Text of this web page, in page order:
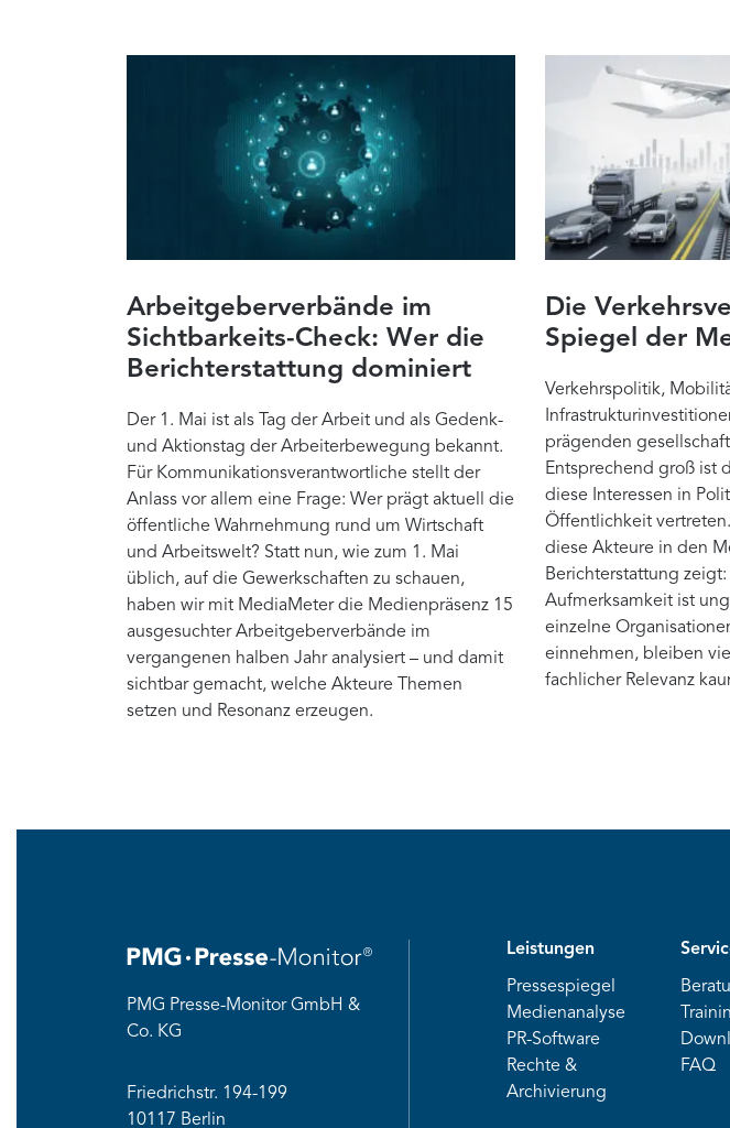
Arbeitgeberverbände im
Sichtbarkeits-Check: Wer die
Berichterstattung dominiert
Der 1. Mai ist als Tag der Arbeit und als Gedenk-
und Aktionstag der Arbeiterbewegung bekannt.
Für Kommunikationsverantwortliche stellt der
Anlass vor allem eine Frage: Wer prägt aktuell die
öffentliche Wahrnehmung rund um Wirtschaft
und Arbeitswelt? Statt nun, wie zum 1. Mai
üblich, auf die Gewerkschaften zu schauen,
haben wir mit MediaMeter die Medienpräsenz 15
ausgesuchter Arbeitgeberverbände im
vergangenen halben Jahr analysiert – und damit
sichtbar gemacht, welche Akteure Themen
setzen und Resonanz erzeugen.
Die
Spiegel der
Verkehrspolitik,
prägenden
Entsprechend groß ist
diese Interessen in
Öffentlichkeit
diese Akteure in den
Berichterstattung
Aufmerksamkeit ist
einzelne
einnehmen, bleiben
fachlicher Relevanz
PMG Presse-Monitor GmbH &
Co. KG
Friedrichstr. 194-199
10117 Berlin
Leistungen
Pressespiegel
Medienanalyse
PR-Software
Rechte &
Archivierung
FAQ